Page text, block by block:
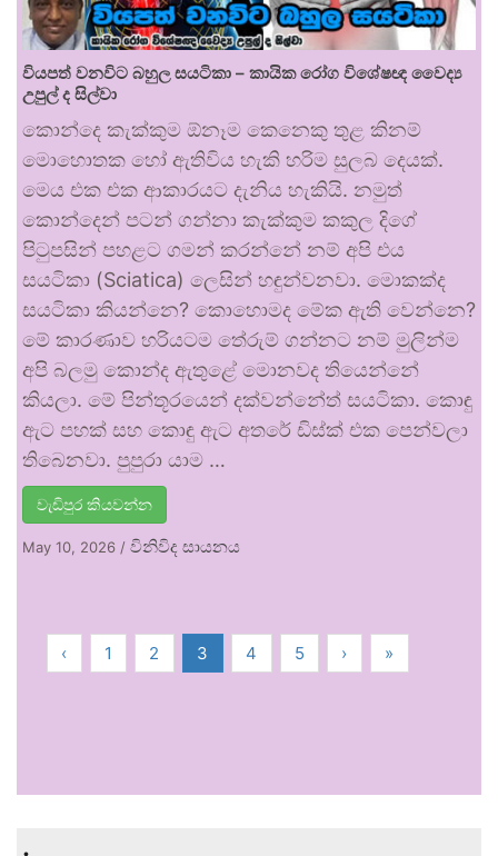
වියපත් වනවිට බහුල සයටිකා – කායික රෝග විශේෂඥ වෛද්‍ය
උපුල් ද සිල්වා
කොන්දෙ කැක්කුම ඕනෑම කෙනෙකු තුළ කිනම්
මොහොතක හෝ ඇතිවිය හැකි හරිම සුලබ දෙයක්.
මෙය එක එක ආකාරයට දැනිය හැකියි. නමුත්
කොන්දෙන් පටන් ගන්නා කැක්කුම කකුල දිගේ
පිටුපසින් පහළට ගමන් කරන්නේ නම් අපි එය
සයටිකා (Sciatica) ලෙසින් හඳුන්වනවා. මොකක්ද
සයටිකා කියන්නෙ? කොහොමද මේක ඇති වෙන්නෙ?
මේ කාරණාව හරියටම තේරුම් ගන්නට නම් මුලින්ම
අපි බලමු කොන්ද ඇතුළේ මොනවද තියෙන්නේ
කියලා. මේ පින්තූරයෙන් දක්වන්නේත් සයටිකා. කොඳු
ඇට පහක් සහ කොඳු ඇට අතරේ ඩිස්ක් එක පෙන්වලා
තිබෙනවා. පුපුරා යාම …
වැඩිපුර කියවන්න
May 10, 2026 / විනිවිද සායනය
‹ 1 2 3 4 5 › »
.